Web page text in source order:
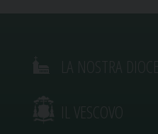
IL VESCOVO